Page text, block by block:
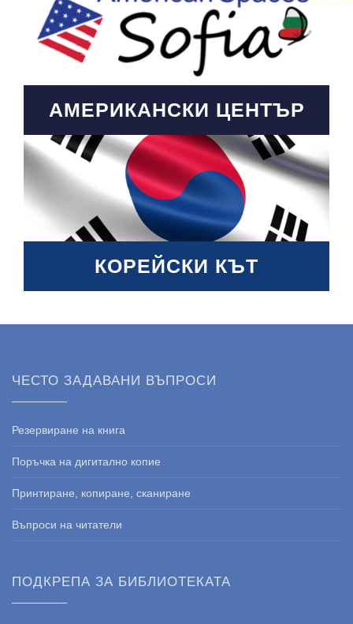
АМЕРИКАНСКИ ЦЕНТЪР
КОРЕЙСКИ КЪТ
ЧЕСТО ЗАДАВАНИ ВЪПРОСИ
Резервиране на книга
Поръчка на дигитално копие
Принтиране, копиране, сканиране
Въпроси на читатели
ПОДКРЕПА ЗА БИБЛИОТЕКАТА